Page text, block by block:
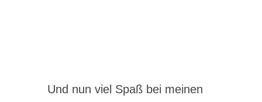
Und nun viel Spaß bei meinen